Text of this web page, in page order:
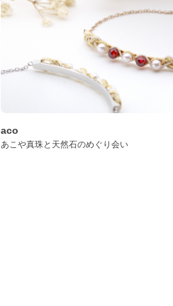
aco
あこや真珠と天然石のめぐり会い